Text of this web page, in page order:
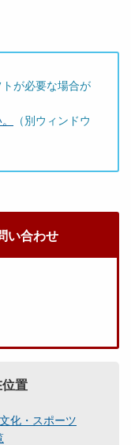
が必要な場合が
（別ウィンドウ
い合わせ
位置
化・スポーツ